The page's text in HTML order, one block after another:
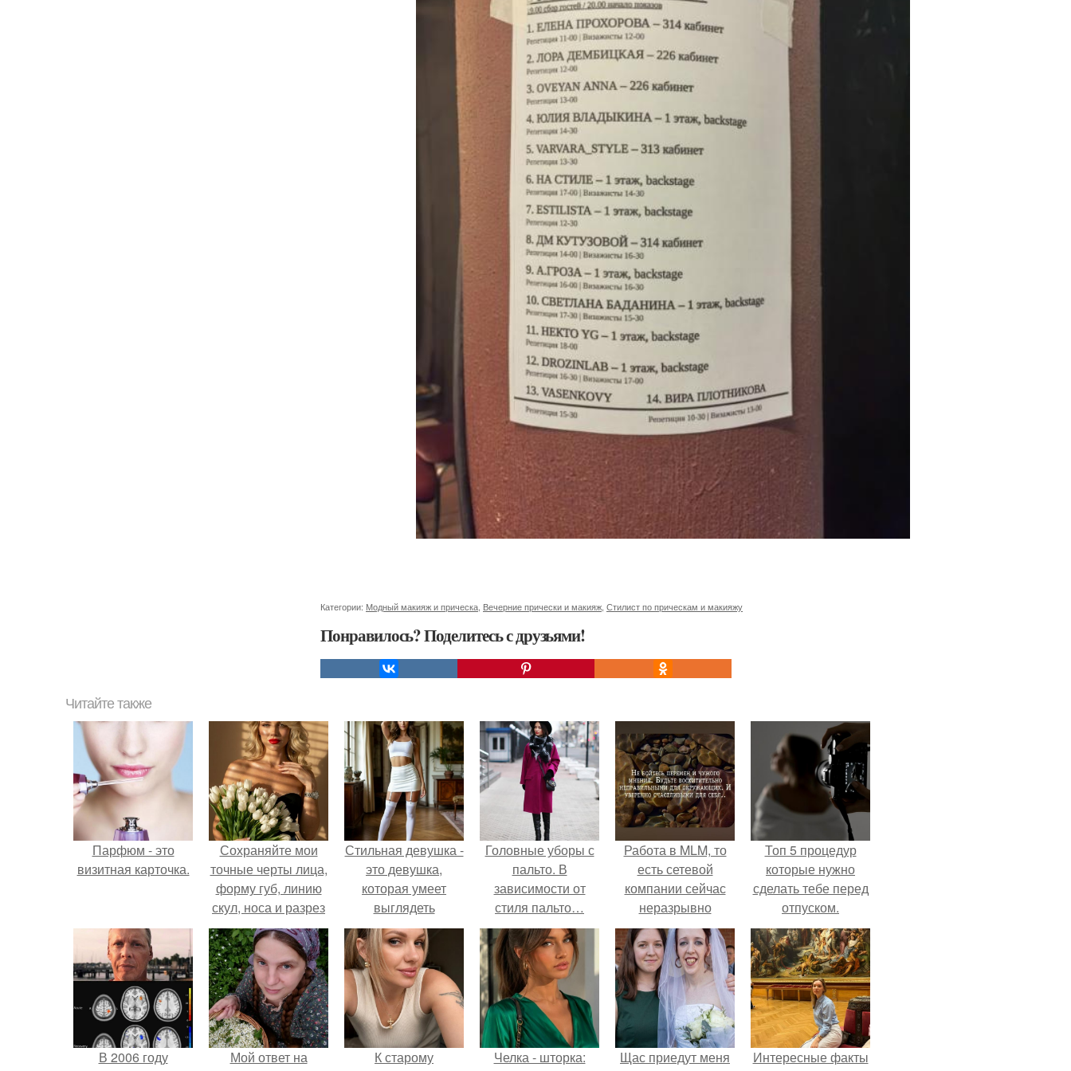
Категории: Модный макияж и прическа Вечерние прически и макияж Стилист по прическам и макияжу
Понравилось? Поделитесь с друзьями!
Читайте также
Парфюм - это
визитная карточка.
Сохраняйте мои
точные черты лица,
форму губ, линию
скул, носа и разрез
глаз.
Стильная девушка -
это девушка,
которая умеет
выглядеть
привлекательно и
элегантно в любои
ситуации.
Головные уборы с
пальто. В
зависимости от
стиля пальто…
Работа в MLM, то
есть сетевой
компании сейчас
неразрывно
связана с создание
своего контента,
своей страницы в
соц сетях.
Топ 5 процедур
которые нужно
сделать тебе перед
отпуском.
В 2006 году
Мой ответ на
К старому
Челка - шторка:
Щас приедут меня
Интересные факты